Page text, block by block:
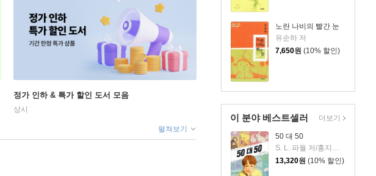
노란 나비의 빨간 눈
유순하 저
7,650원 (10% 할인)
이 분야 베스트셀러
50 대 50
S. L. 파월 저/홍지연 역
13,320원 (10% 할인)
더보기
정가 인하 & 특가 할인 도서 모음
상시
펼쳐보기